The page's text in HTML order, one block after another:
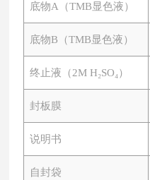
底物A（TMB显色液）
底物B（TMB显色液）
终止液（2M H₂SO₄）
封板膜
说明书
自封袋